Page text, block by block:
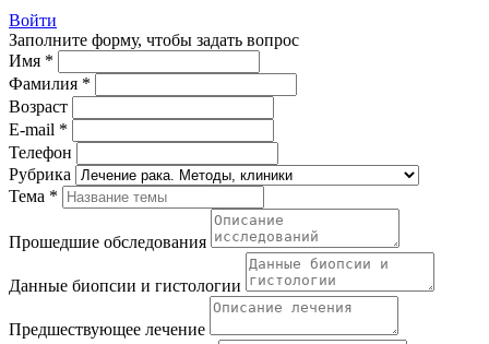
Войти
Заполните форму, чтобы задать вопрос
Имя *
Фамилия *
Возраст
E-mail *
Телефон
Рубрика
Тема *
Прошедшие обследования
Данные биопсии и гистологии
Предшествующее лечение